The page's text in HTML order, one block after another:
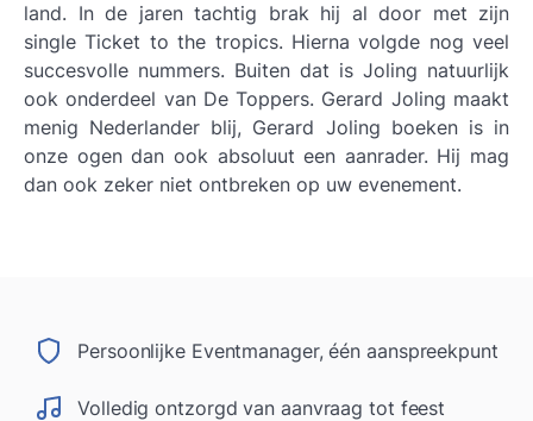
land. In de jaren tachtig brak hij al door met zijn
single Ticket to the tropics. Hierna volgde nog veel
succesvolle nummers. Buiten dat is Joling natuurlijk
ook onderdeel van De Toppers. Gerard Joling maakt
menig Nederlander blij, Gerard Joling boeken is in
onze ogen dan ook absoluut een aanrader. Hij mag
dan ook zeker niet ontbreken op uw evenement.
Persoonlijke Eventmanager, één aanspreekpunt
Volledig ontzorgd van aanvraag tot feest